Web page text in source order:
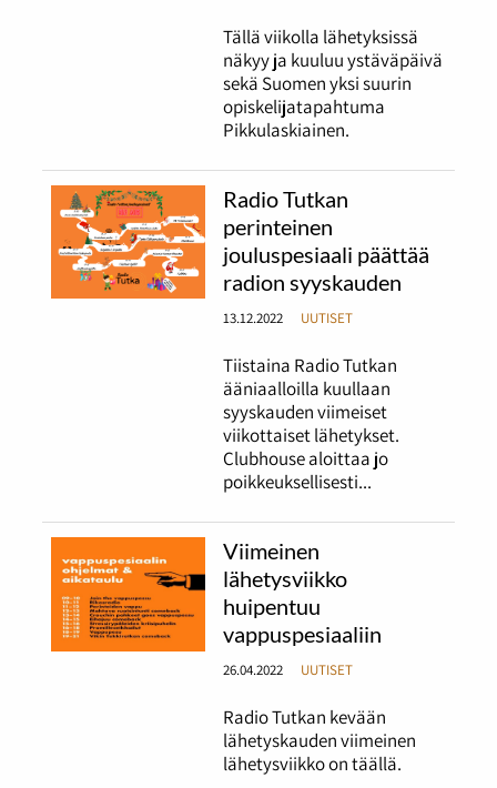
Tällä viikolla lähetyksissä
näkyy ja kuuluu ystäväpäivä
sekä Suomen yksi suurin
opiskelijatapahtuma
Pikkulaskiainen.
Radio Tutkan
perinteinen
jouluspesiaali päättää
radion syyskauden
13.12.2022 UUTISET
Tiistaina Radio Tutkan
ääniaalloilla kuullaan
syyskauden viimeiset
viikottaiset lähetykset.
Clubhouse aloittaa jo
poikkeuksellisesti...
Viimeinen
lähetysviikko
huipentuu
vappuspesiaaliin
26.04.2022 UUTISET
Radio Tutkan kevään
lähetyskauden viimeinen
lähetysviikko on täällä.